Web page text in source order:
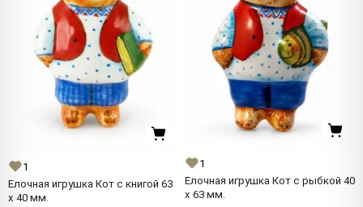
1
Елочная игрушка Кот с книгой 63
x 40 мм.
1
Елочная игрушка Кот с рыбкой 40
x 63 мм.